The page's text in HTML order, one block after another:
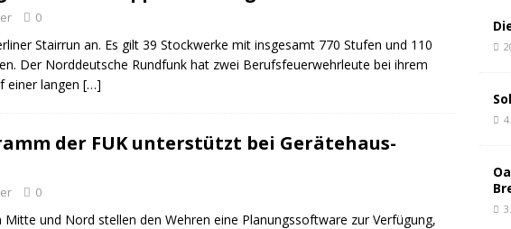
0
Stairrun an. Es gilt 39 Stockwerke mit insgesamt 770 Stufen und 110
Der Norddeutsche Rundfunk hat zwei Berufsfeuerwehrleute bei ihrem
einer langen […]
der FUK unterstützt bei Gerätehaus-
0
Mitte und Nord stellen den Wehren eine Planungssoftware zur Verfügung,